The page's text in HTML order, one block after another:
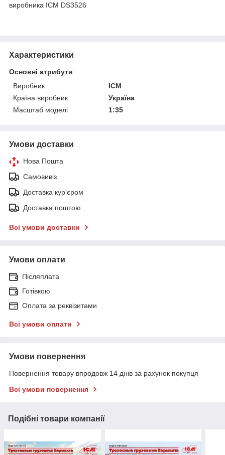
виробника ICM DS3526
Характеристики
Основні атрибути
Виробник
ICM
Країна виробник
Україна
Масштаб моделі
1:35
Умови доставки
Нова Пошта
Самовивіз
Доставка кур'єром
Доставка поштою
Всі умови доставки
Умови оплати
Післяплата
Готівкою
Оплата за реквізитами
Всі умови оплати
Умови повернення
Повернення товару впродовж 14 днів за рахунок покупця
Всі умови повернення
Подібні товари компанії